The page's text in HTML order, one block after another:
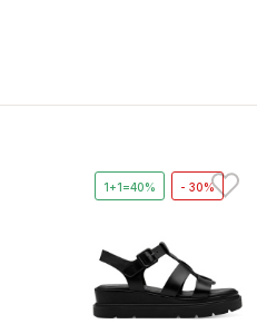
1+1=40% - 30%